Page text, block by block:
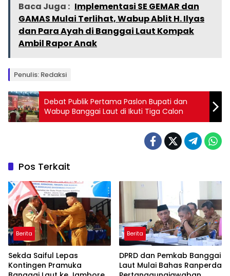
Baca Juga : Implementasi SE GEMAR dan
GAMAS Mulai Terlihat, Wabup Ablit H. Ilyas
dan Para Ayah di Banggai Laut Kompak
Ambil Rapor Anak
Penulis: Redaksi
Debat Publik Pertama Paslon Bupati dan
Wabup Banggai Laut di Ikuti Tiga Calon
Pos Terkait
Berita
Sekda Saiful Lepas
Kontingen Pramuka
Berita
DPRD dan Pemkab Banggai
Laut Mulai Bahas Ranperda